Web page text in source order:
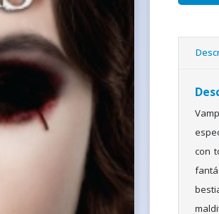
con